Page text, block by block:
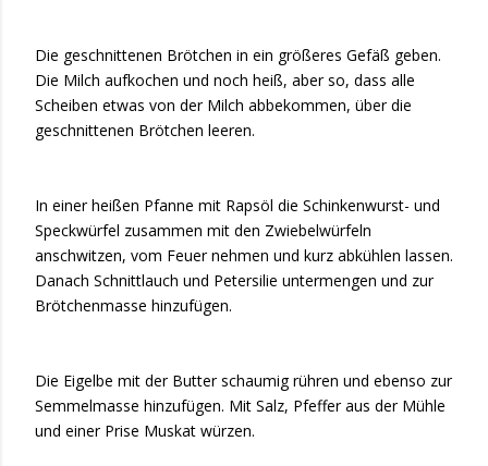
Die geschnittenen Brötchen in ein größeres Gefäß geben.
Die Milch aufkochen und noch heiß, aber so, dass alle
Scheiben etwas von der Milch abbekommen, über die
geschnittenen Brötchen leeren.
In einer heißen Pfanne mit Rapsöl die Schinkenwurst- und
Speckwürfel zusammen mit den Zwiebelwürfeln
anschwitzen, vom Feuer nehmen und kurz abkühlen lassen.
Danach Schnittlauch und Petersilie untermengen und zur
Brötchenmasse hinzufügen.
Die Eigelbe mit der Butter schaumig rühren und ebenso zur
Semmelmasse hinzufügen. Mit Salz, Pfeffer aus der Mühle
und einer Prise Muskat würzen.